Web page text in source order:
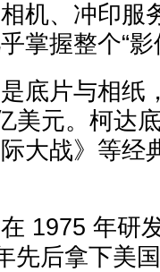
机、冲印服
掌握整个“影
片与相纸
美元。柯达
大战》等经
1975 年研
先后拿下美